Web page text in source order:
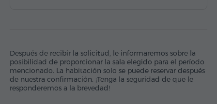
Después de recibir la solicitud, le informaremos sobre la
posibilidad de proporcionar la sala elegido para el período
mencionado. La habitación solo se puede reservar después
de nuestra confirmación. ¡Tenga la seguridad de que le
responderemos a la brevedad!